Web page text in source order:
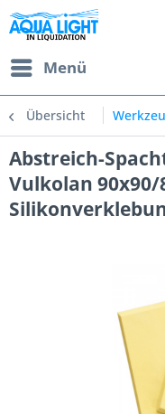
Menü
Übersicht
Abstreich-
Vulkolan